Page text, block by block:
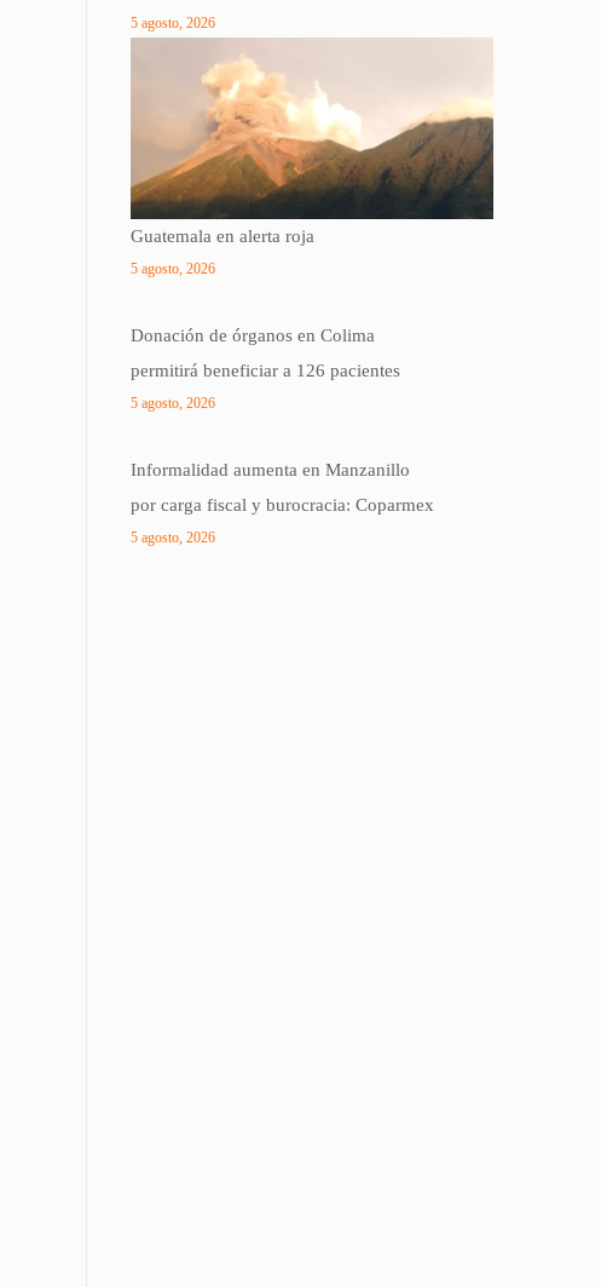
5 agosto, 2026
Guatemala en alerta roja
5 agosto, 2026
Donación de órganos en Colima
permitirá beneficiar a 126 pacientes
5 agosto, 2026
Informalidad aumenta en Manzanillo
por carga fiscal y burocracia: Coparmex
5 agosto, 2026